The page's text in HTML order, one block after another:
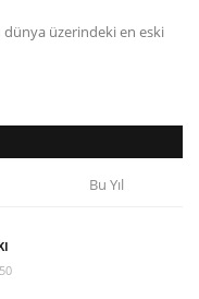
dünya üzerindeki en eski
Bu Yıl
50